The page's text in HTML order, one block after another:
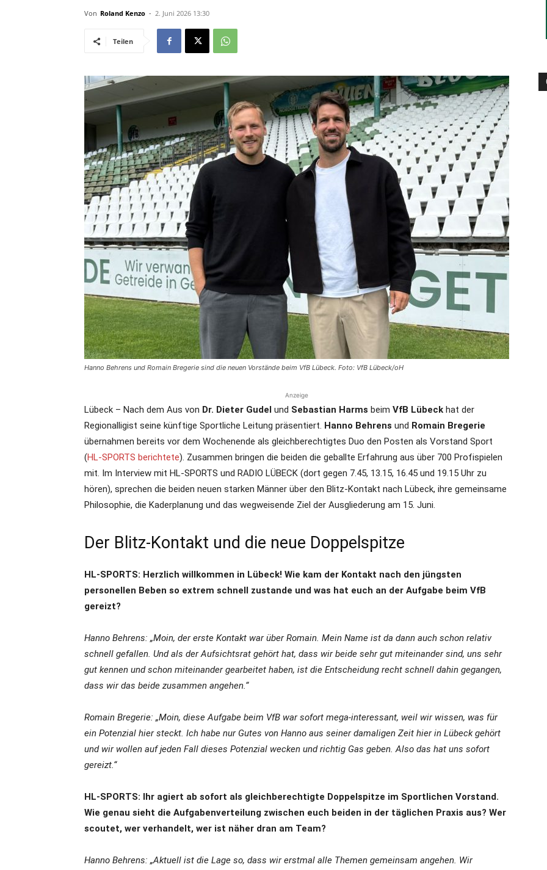
die
Region
Lübeck
Von Roland Kenzo - 2. Juni 2026 13:30
Teilen
Hanno Behrens und Romain Bregerie sind die neuen Vorstände beim VfB Lübeck. Foto: VfB Lübeck/oH
Anzeige
Lübeck – Nach dem Aus von Dr. Dieter Gudel und Sebastian Harms beim VfB Lübeck hat der
Regionalligist seine künftige Sportliche Leitung präsentiert. Hanno Behrens und Romain Bregerie
übernahmen bereits vor dem Wochenende als gleichberechtigtes Duo den Posten als Vorstand Sport
(HL-SPORTS berichtete). Zusammen bringen die beiden die geballte Erfahrung aus über 700 Profispielen
mit. Im Interview mit HL-SPORTS und RADIO LÜBECK (dort gegen 7.45, 13.15, 16.45 und 19.15 Uhr zu
hören), sprechen die beiden neuen starken Männer über den Blitz-Kontakt nach Lübeck, ihre gemeinsame
Philosophie, die Kaderplanung und das wegweisende Ziel der Ausgliederung am 15. Juni.
Der Blitz-Kontakt und die neue Doppelspitze
HL-SPORTS: Herzlich willkommen in Lübeck! Wie kam der Kontakt nach den jüngsten
personellen Beben so extrem schnell zustande und was hat euch an der Aufgabe beim VfB
gereizt?
Hanno Behrens: „Moin, der erste Kontakt war über Romain. Mein Name ist da dann auch schon relativ
schnell gefallen. Und als der Aufsichtsrat gehört hat, dass wir beide sehr gut miteinander sind, uns sehr
gut kennen und schon miteinander gearbeitet haben, ist die Entscheidung recht schnell dahin gegangen,
dass wir das beide zusammen angehen.“
Romain Bregerie: „Moin, diese Aufgabe beim VfB war sofort mega-interessant, weil wir wissen, was für
ein Potenzial hier steckt. Ich habe nur Gutes von Hanno aus seiner damaligen Zeit hier in Lübeck gehört
und wir wollen auf jeden Fall dieses Potenzial wecken und richtig Gas geben. Also das hat uns sofort
gereizt.“
HL-SPORTS: Ihr agiert ab sofort als gleichberechtigte Doppelspitze im Sportlichen Vorstand.
Wie genau sieht die Aufgabenverteilung zwischen euch beiden in der täglichen Praxis aus? Wer
scoutet, wer verhandelt, wer ist näher dran am Team?
Hanno Behrens: „Aktuell ist die Lage so, dass wir erstmal alle Themen gemeinsam angehen. Wir